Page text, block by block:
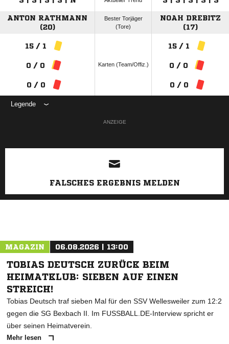
ANTON RATHMANN
(20)
Bester Torjäger
(Tore)
NOAH DREBITZ
(17)
15 / 1
0 / 0
0 / 0
Karten (Team/Offiz.)
15 / 1
0 / 0
0 / 0
Legende
ANZEIGE
FALSCHES ERGEBNIS MELDEN
MAGAZIN 06.08.2026 | 13:00
TOBIAS DEUTSCH ZURÜCK BEIM
HEIMATKLUB: SIEBEN AUF EINEN
STREICH!
Tobias Deutsch traf sieben Mal für den SSV Wellesweiler zum 12:2
gegen die SG Bexbach II. Im FUSSBALL.DE-Interview spricht er
über seinen Heimatverein.
Mehr lesen